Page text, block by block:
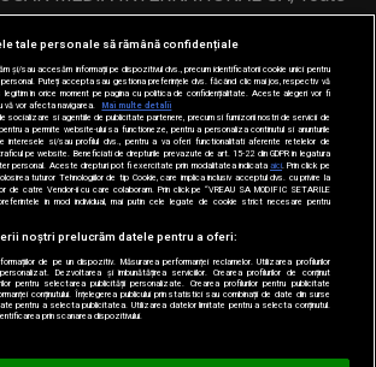
tale personale să rămână confidențiale
și/sau accesăm informații pe dispozitivul dvs., precum identificatorii cookie unici pentru
Puteți accepta sau gestiona preferințele dvs. făcând clic mai jos, respectiv vă
legitim în orice moment pe pagina cu politica de confidențialitate. Aceste alegeri vor fi
vă vor afecta navigarea.
Mai multe detalii
socializare si agentiile de publicitate partenere, precum si furnizorii nostri de servicii de
a permite website-ului sa functioneze, pentru a personaliza continutul si anunturile
interesele si/sau profilul dvs., pentru a va oferi functionalitati aferente retelelor de
pe website. Beneficiati de drepturile prevazute de art. 15-22 din GDPR in legatura
personal. Aceste drepturi pot fi exercitate prin modalitatea indicataaici . Prin click pe
tuturor Tehnologiilor de tip Cookie, care implica inclusiv acceptul dvs. cu privire la
de catre Vendor-ii cu care colaboram. Prin click pe “VREAU SA MODIFIC SETARILE
in mod individual, mai putin cele legate de cookie strict necesare pentru
noștri prelucrăm datele pentru a oferi:
de pe un dispozitiv. Măsurarea performanței reclamelor. Utilizarea profilurilor
Dezvoltarea și îmbunătățirea serviciilor. Crearea profilurilor de conținut
pentru selectarea publicității personalizate. Crearea profilurilor pentru publicitate
conținutului. Înțelegerea publicului prin statistici sau combinații de date din surse
pentru a selecta publicitatea. Utilizarea datelor limitate pentru a selecta conținutul.
prin scanarea dispozitivului.